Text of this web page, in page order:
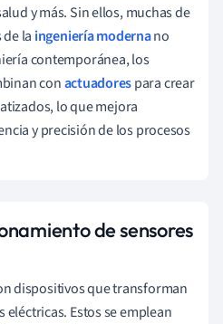
y más. Sin ellos, muchas de
la ingeniería modernano
contemporánea, los
conactuadorespara crear
lo que mejora
y precisión de los procesos
de sensores
dispositivos que transforman
Estos se emplean